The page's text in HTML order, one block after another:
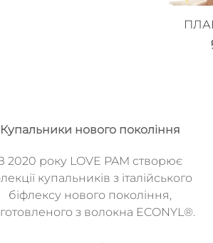
Купальники нового покоління
2020 року LOVE PAM створює
купальників з італійського
біфлексу нового покоління,
з волокна ECONYL®.